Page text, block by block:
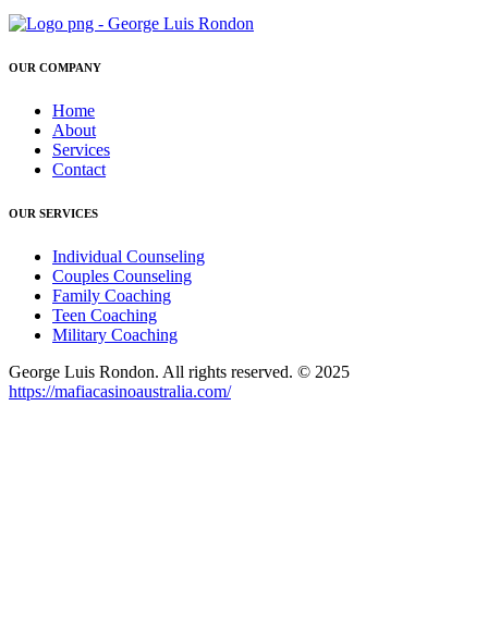
OUR COMPANY
Home
About
Services
Contact
OUR SERVICES
Individual Counseling
Couples Counseling
Family Coaching
Teen Coaching
Military Coaching
George Luis Rondon. All rights reserved. © 2025
https://mafiacasinoaustralia.com/